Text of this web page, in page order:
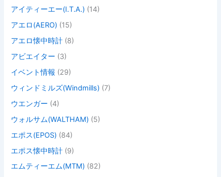
アイティーエー(I.T.A.) (14)
アエロ(AERO) (15)
アエロ懐中時計 (8)
アビエイター (3)
イベント情報 (29)
ウィンドミルズ(Windmills) (7)
ウエンガー (4)
ウォルサム(WALTHAM) (5)
エポス(EPOS) (84)
エポス懐中時計 (9)
エムティーエム(MTM) (82)